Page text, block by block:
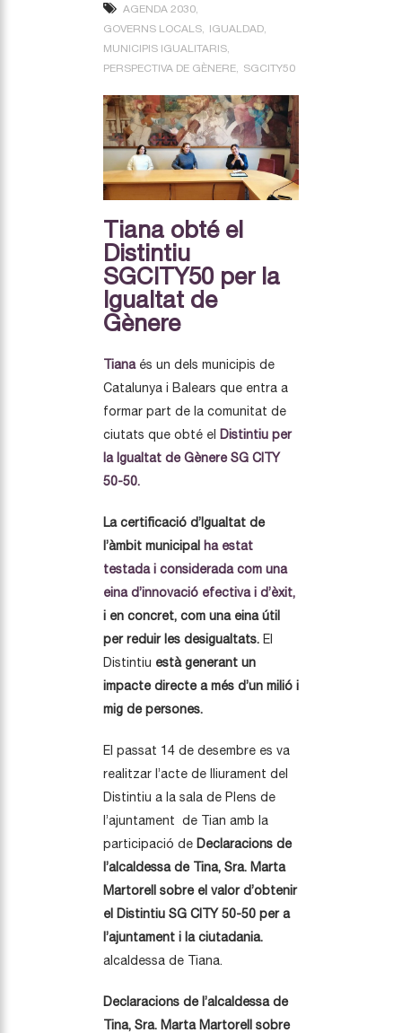
AGENDA 2030
GOVERNS LOCALS
IGUALDAD
MUNICIPIS IGUALITARIS
PERSPECTIVA DE GÈNERE
SGCITY50
Tiana obté el
Distintiu
SGCITY50 per la
Igualtat de
Gènere
Tianaés un dels municipis de
Catalunya i Balears que entra a
formar part de la comunitat de
ciutats que obté el Distintiu per
la Igualtat de Gènere SG CITY
50-50.
La certificació d’Igualtat de
l’àmbit municipal ha estat
testada i considerada com una
eina d’innovació efectiva i d’èxit,
i en concret, com una eina útil
per reduir les desigualtats. El
Distintiu està generant un
impacte directe a més d’un milió i
mig de persones.
El passat 14 de desembre es va
realitzar l’acte de lliurament del
Distintiu a la sala de Plens de
l’ajuntament de Tian amb la
participació de Declaracions de
l’alcaldessa de Tina, Sra. Marta
Martorell sobre el valor d’obtenir
el Distintiu SG CITY 50-50 per a
l’ajuntament i la ciutadania.
alcaldessa de Tiana.
Declaracions de l’alcaldessa de
Tina, Sra. Marta Martorell sobre